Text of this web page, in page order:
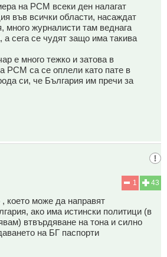
на РСМ всеки ден налагат
във всички области, насаждат
много журналисти там веднага
а сега се чудят защо има такива
е много тежко и затова в
РСМ са се оплели като пате в
си, че България им пречи за
43
1
, което може да направят
ако има истински политици (в
втвърдяване на тона и силно
на БГ паспорти